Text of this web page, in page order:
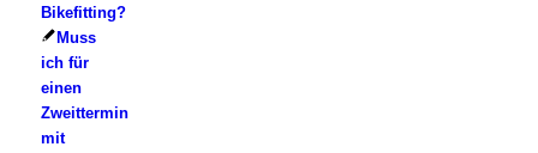
Bikefitting?
Muss
ich für
einen
Zweittermin
mit